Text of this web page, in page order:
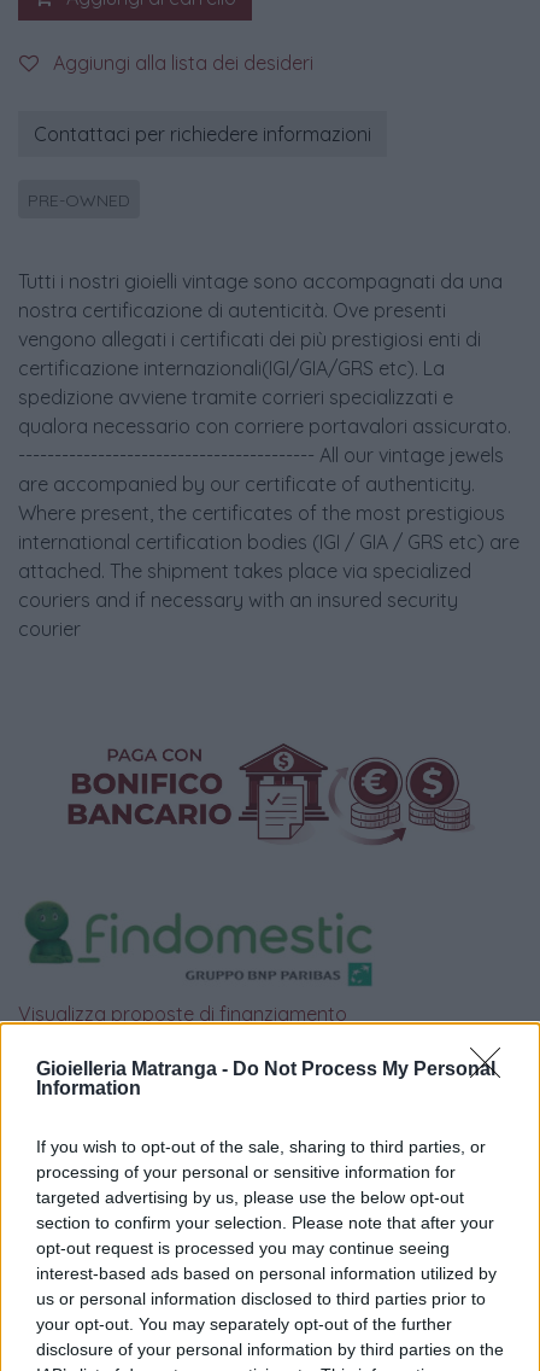
Gioielleria Matranga - Do Not Process My Personal
Information
If you wish to opt-out of the sale, sharing to third parties, or
processing of your personal or sensitive information for
targeted advertising by us, please use the below opt-out
section to confirm your selection. Please note that after your
opt-out request is processed you may continue seeing
interest-based ads based on personal information utilized by
us or personal information disclosed to third parties prior to
your opt-out. You may separately opt-out of the further
disclosure of your personal information by third parties on the
Aggiungi alla lista dei desideri
Contattaci per richiedere informazioni
PRE-OWNED
Tutti i nostri gioielli vintage sono accompagnati da una
nostra certificazione di autenticità. Ove presenti
vengono allegati i certificati dei più prestigiosi enti di
certificazione internazionali(IGI/GIA/GRS etc). La
spedizione avviene tramite corrieri specializzati e
qualora necessario con corriere portavalori assicurato.
----------------------------------------- All our vintage jewels
are accompanied by our certificate of authenticity.
Where present, the certificates of the most prestigious
international certification bodies (IGI / GIA / GRS etc) are
attached. The shipment takes place via specialized
couriers and if necessary with an insured security
courier
Visualizza proposte di finanziamento
Politiche dei prezzi online
Caratteristiche Prodotto
Google
4.8
Basato su 408 reviews
Powered byLocalImpact